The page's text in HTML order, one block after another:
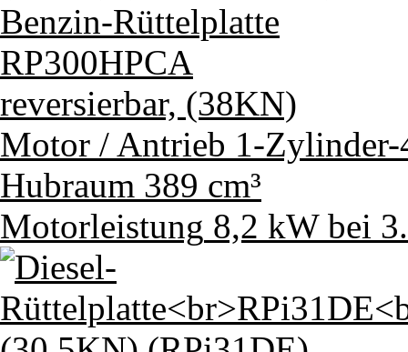
Benzin-Rüttelplatte
RP300HPCA
reversierbar, (38KN)
Motor / Antrieb 1-
Hubraum 389 cm³
Motorleistung 8,2 kW bei